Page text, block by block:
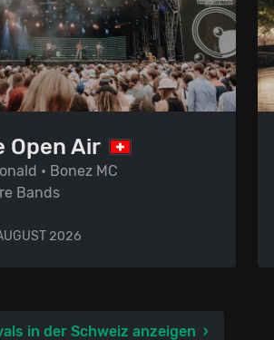
Open Air
• Bonez MC
Bands
2026
in der Schweiz anzeigen